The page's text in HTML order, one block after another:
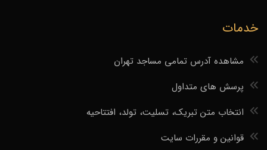
خدمات
مشاهده آدرس تمامی مساجد تهران
پرسش های متداول
انتخاب متن تبریک، تسلیت، تولد، افتتاحیه
قوانین و مقررات سایت